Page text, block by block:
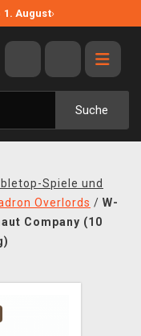
1. August›
Suche
Spiele und
Overlords / W-
Company (10